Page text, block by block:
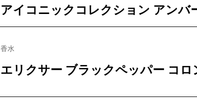
アイコニックコレクション アンバ
香水
エリクサー ブラックペッパー コロ